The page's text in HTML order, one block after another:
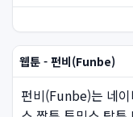
웹툰 - 펀비(Funbe)
펀비(Funbe)는 네